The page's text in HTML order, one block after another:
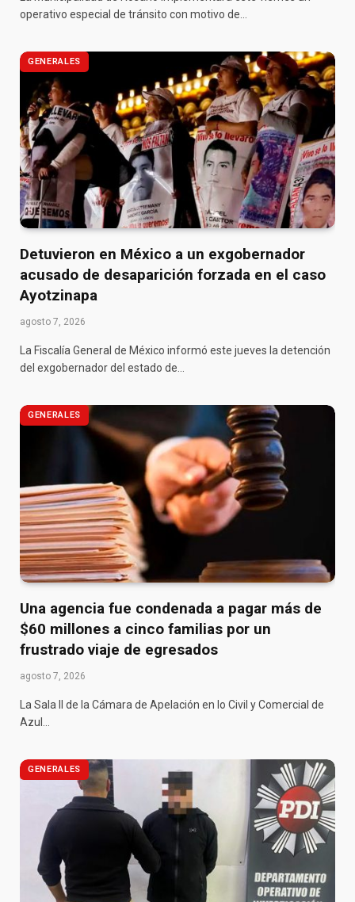
operativo especial de tránsito con motivo de…
GENERALES
Detuvieron en México a un exgobernador
acusado de desaparición forzada en el caso
Ayotzinapa
agosto 7, 2026
La Fiscalía General de México informó este jueves la detención
del exgobernador del estado de…
GENERALES
Una agencia fue condenada a pagar más de
$60 millones a cinco familias por un
frustrado viaje de egresados
agosto 7, 2026
La Sala II de la Cámara de Apelación en lo Civil y Comercial de
Azul…
GENERALES